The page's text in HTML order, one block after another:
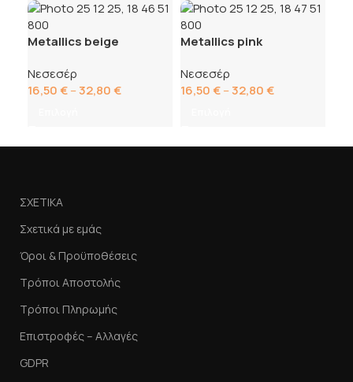
Metallics beige
Νεσεσέρ
16,50€–32,80€
Metallics pink
Νεσεσέρ
16,50€–32,80€
ΣΧΕΤΙΚΑ
Σχετικά με εμάς
Όροι & Προϋποθέσεις
Τρόποι Αποστολής
Τρόποι Πληρωμής
Επιστροφές – Αλλαγές
GDPR